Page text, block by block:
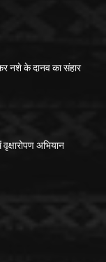
नशे के दानव का संहार
अभियान